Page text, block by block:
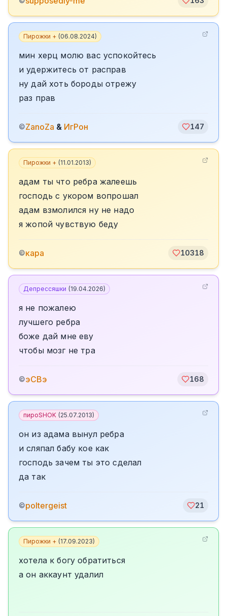
Пирожки + (06.08.2024)
мин херц молю вас успокойтесь
и удержитесь от расправ
ну дай хоть бороды отрежу
раз прав
©ZanoZa & ИгРон 147
Пирожки + (11.01.2013)
адам ты что ребра жалеешь
господь с укором вопрошал
aдам взмолился ну не надо
я жопой чувствую беду
©кара 10318
Депрессяшки (19.04.2026)
я не пожалею
лучшего ребра
боже дай мне еву
чтобы мозг не тра
©эСВэ 168
пироSHOK (25.07.2013)
он из адама вынул ребра
и сляпал бабу кое как
господь зачем ты это сделал
да так
©poltergeist 21
Пирожки + (17.09.2023)
хотела к богу обратиться
а он аккаунт удалил